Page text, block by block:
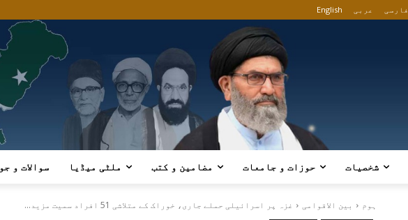
English عربی فارسی
شخصیات حوزات و جامعات مضامین و کتب ملٹی میڈیا سوالات و
ہوم بین الاقوامی غزہ پر اسرائیلی حملے جاری، خوراک کے متلاشی 51 افراد سمیت مزید...